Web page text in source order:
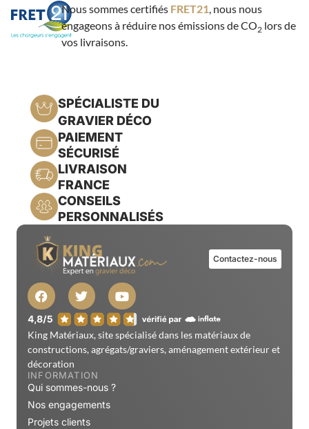
Nous sommes certifiés FRET21, nous nous
engageons à réduire nos émissions de CO2lors de
vos livraisons.
SPÉCIALISTE DU
GRAVIER DÉCO
PAIEMENT
SÉCURISÉ
LIVRAISON
FRANCE
CONSEILS
PERSONNALISÉS
Contactez-nous
King Matériaux, site spécialisé dans les matériaux de
constructions, agrégats/graviers, aménagement extérieur et
décoration
INFORMATION
Qui sommes-nous ?
Nos engagements
Projets clients